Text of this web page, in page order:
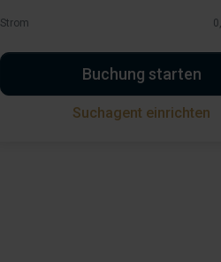
Strom
Buchung starten
Suchagent einrichten